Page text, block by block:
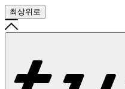
최상위로